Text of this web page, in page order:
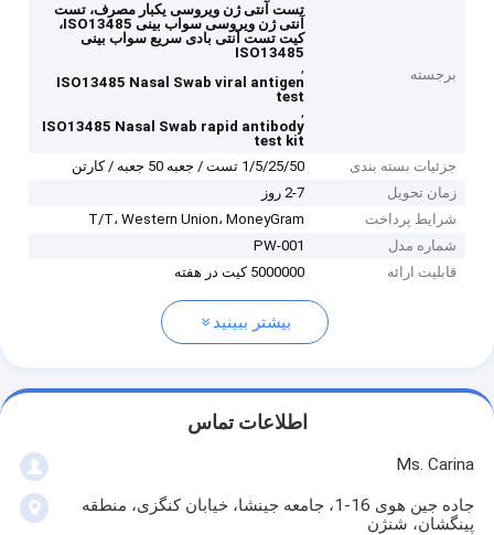
برجسته
تست آنتی ژن ویروسی یکبار مصرف، تست
آنتی ژن ویروسی سواب بینی ISO13485،
کیت تست آنتی بادی سریع سواب بینی
ISO13485
,
ISO13485 Nasal Swab viral antigen
test
,
ISO13485 Nasal Swab rapid antibody
test kit
جزئیات بسته بندی
1/5/25/50 تست / جعبه 50 جعبه / کارتن
زمان تحویل
2-7 روز
شرایط پرداخت
T/T، Western Union، MoneyGram
شماره مدل
PW-001
قابلیت ارائه
5000000 کیت در هفته
بیشتر ببینید
اطلاعات تماس
Ms. Carina
جاده جین هوی 16-1، جامعه جینشا، خیابان کنگزی، منطقه
پینگشان، شنژن